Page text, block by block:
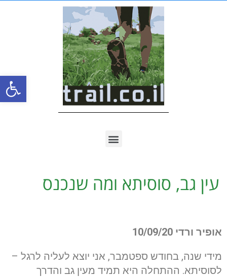
פתח
עין גב, סוסיתא ומה שנכנס
אופיר ורדי 10/09/20
מידי שנה, בחודש ספטמבר, אני יוצא לעליה לרגל –
לסוסיתא. ההתחלה היא תמיד מעין גב והדרך